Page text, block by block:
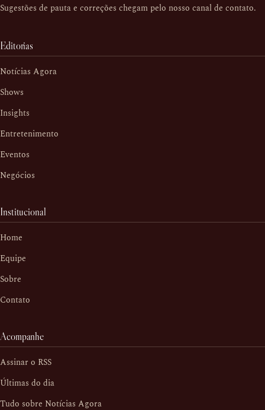
Sugestões de pauta e correções chegam pelo nosso canal de contato.
Editorias
Notícias Agora
Shows
Insights
Entretenimento
Eventos
Negócios
Institucional
Home
Equipe
Sobre
Contato
Acompanhe
Assinar o RSS
Últimas do dia
Tudo sobre Notícias Agora